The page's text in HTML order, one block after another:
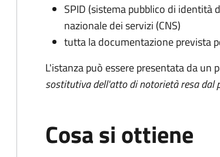
SPID (sistema pubblico di identità
nazionale dei servizi (CNS)
tutta la documentazione prevista
L'istanza può essere presentata da
sostitutiva dell'atto di notorietà resa dal
Cosa si ottiene